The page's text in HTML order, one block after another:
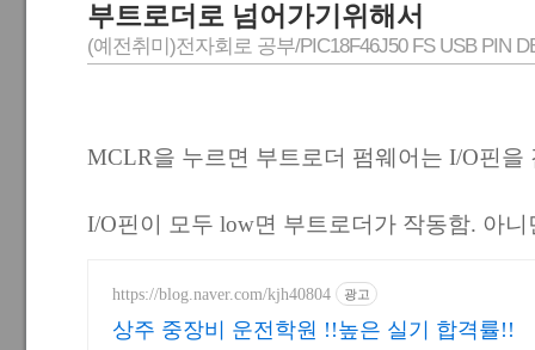
부트로더로 넘어가기위해서
(예전취미)전자회로 공부/PIC18F46J50 FS USB PIN
MCLR을 누르면 부트로더 펌웨어는 I/O핀을
I/O핀이 모두 low면 부트로더가 작동함. 아니
https://blog.naver.com/kjh40804 광고
상주 중장비 운전학원 !!높은 실기 합격률!!